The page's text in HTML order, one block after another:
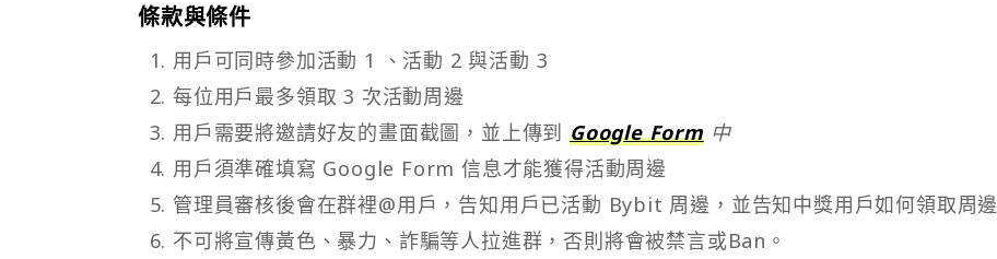
條款與條件
用戶可同時參加活動 1 、活動 2 與活動 3
每位用戶最多領取 3 次活動周邊
用戶需要將邀請好友的畫面截圖，並上傳到 Google Form中
用戶須準確填寫 Google Form 信息才能獲得活動周邊
管理員審核後會在群裡@用戶，告知用戶已活動 Bybit 周邊，並告知中獎用戶如何領取周邊
不可將宣傳黃色、暴力、詐騙等人拉進群，否則將會被禁言或Ban。